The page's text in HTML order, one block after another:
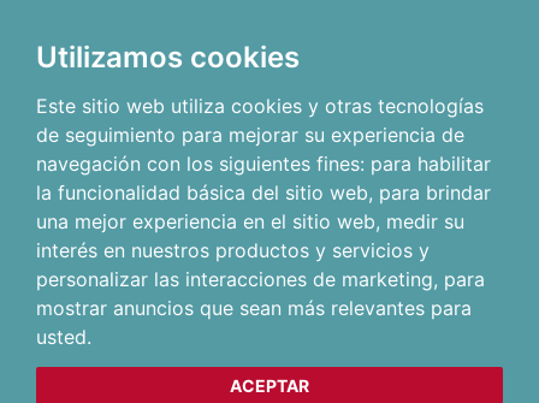
Utilizamos cookies
Este sitio web utiliza cookies y otras tecnologías
de seguimiento para mejorar su experiencia de
navegación con los siguientes fines: para habilitar
la funcionalidad básica del sitio web, para brindar
una mejor experiencia en el sitio web, medir su
interés en nuestros productos y servicios y
personalizar las interacciones de marketing, para
mostrar anuncios que sean más relevantes para
usted.
ACEPTAR